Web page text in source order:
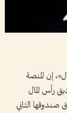
إن المنصة
رأس المال
صندوقها الثاني